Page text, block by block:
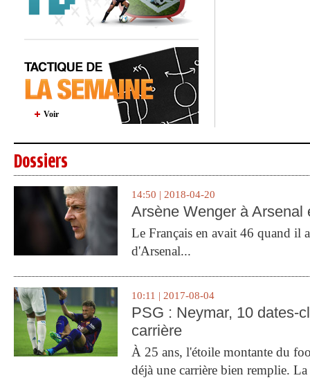
Voir
Dossiers
14:50 | 2018-04-20
Arsène Wenger à Arsenal
Le Français en avait 46 quand il
d'Arsenal...
10:11 | 2017-08-04
PSG : Neymar, 10 dates-
carrière
À 25 ans, l'étoile montante du
déjà une carrière bien remplie.